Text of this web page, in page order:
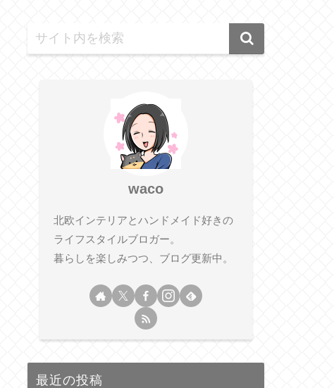
waco
北欧インテリアとハンドメイド好きの
ライフスタイルブロガー。
暮らしを楽しみつつ、ブログ更新中。
最近の投稿